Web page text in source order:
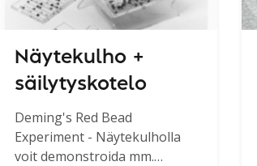
Näytekulho +
säilytyskotelo
Deming's Red Bead
Experiment - Näytekulholla
voit demonstroida mm.